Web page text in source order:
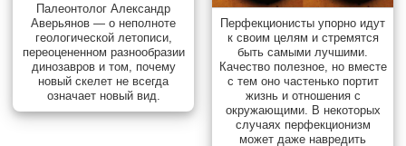
Палеонтолог Александр
Аверьянов — о неполноте
геологической летописи,
переоцененном разнообразии
динозавров и том, почему
новый скелет не всегда
означает новый вид.
Перфекционисты упорно идут
к своим целям и стремятся
быть самыми лучшими.
Качество полезное, но вместе
с тем оно частенько портит
жизнь и отношения с
окружающими. В некоторых
случаях перфекционизм
может даже навредить